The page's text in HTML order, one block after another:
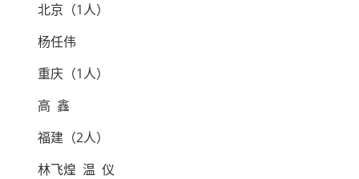
北京（1人）
杨任伟
重庆（1人）
高 鑫
福建（2人）
林飞煌 温 仪